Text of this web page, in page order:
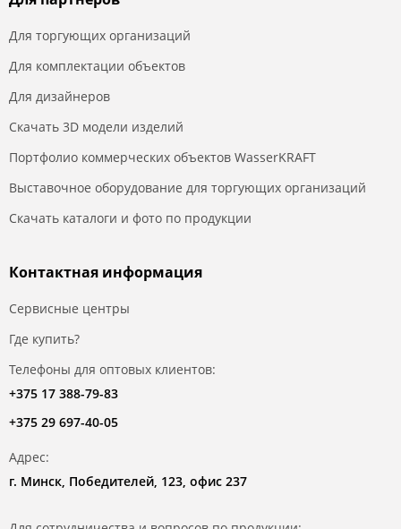
Для торгующих организаций
Для комплектации объектов
Для дизайнеров
Скачать 3D модели изделий
Портфолио коммерческих объектов WasserKRAFT
Выставочное оборудование для торгующих организаций
Скачать каталоги и фото по продукции
Контактная информация
Сервисные центры
Где купить?
Телефоны для оптовых клиентов:
+375 17 388-79-83
+375 29 697-40-05
Адрес:
г. Минск, Победителей, 123, офис 237